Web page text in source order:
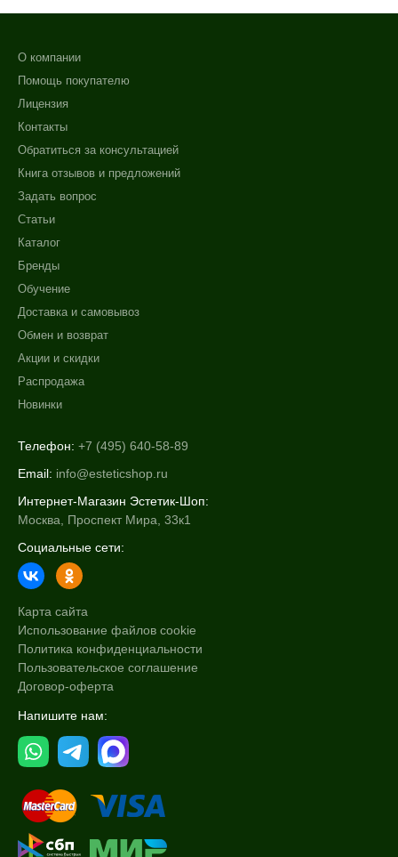
О компании
Помощь покупателю
Лицензия
Контакты
Обратиться за консультацией
Книга отзывов и предложений
Задать вопрос
Статьи
Каталог
Бренды
Обучение
Доставка и самовывоз
Обмен и возврат
Акции и скидки
Распродажа
Новинки
Телефон: +7 (495) 640-58-89
Email: info@esteticshop.ru
Интернет-Магазин Эстетик-Шоп:
Москва, Проспект Мира, 33к1
Социальные сети:
Карта сайта
Использование файлов cookie
Политика конфиденциальности
Пользовательское соглашение
Договор-оферта
Напишите нам: